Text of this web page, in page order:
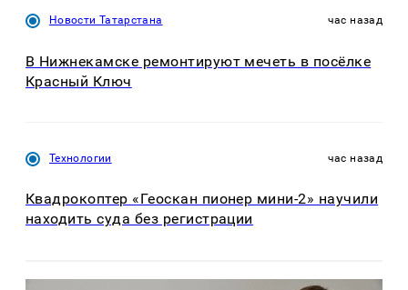
Новости Татарстана час назад
В Нижнекамске ремонтируют мечеть в посёлке
Красный Ключ
Технологии час назад
Квадрокоптер «Геоскан пионер мини-2» научили
находить суда без регистрации